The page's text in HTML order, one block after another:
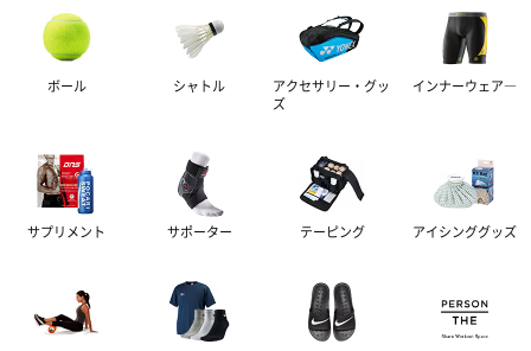
ボール シャトル
アクセサリー・グッ
ズ
インナーウェア―
サプリメント サポーター テーピング アイシンググッズ